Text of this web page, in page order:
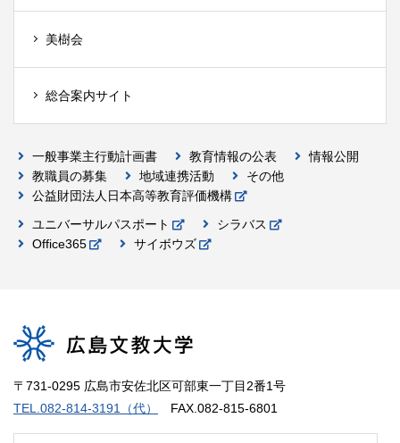
美樹会
総合案内サイト
一般事業主行動計画書 教育情報の公表
情報公開
教職員の募集
地域連携活動
その他
公益財団法人日本高等教育評価機構
ユニバーサルパスポート
シラバス
Office365
サイボウズ
〒731-0295 広島市安佐北区可部東一丁目2番1号
TEL.082-814-3191（代）
FAX.082-815-6801